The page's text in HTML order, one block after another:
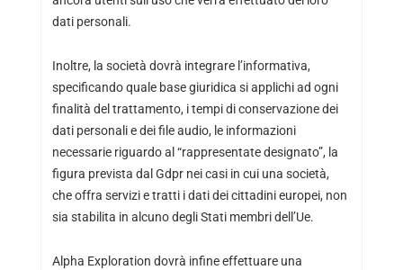
dati personali.
Inoltre, la società dovrà integrare l’informativa,
specificando quale base giuridica si applichi ad ogni
finalità del trattamento, i tempi di conservazione dei
dati personali e dei file audio, le informazioni
necessarie riguardo al “rappresentate designato”, la
figura prevista dal Gdpr nei casi in cui una società,
che offra servizi e tratti i dati dei cittadini europei, non
sia stabilita in alcuno degli Stati membri dell’Ue.
Alpha Exploration dovrà infine effettuare una